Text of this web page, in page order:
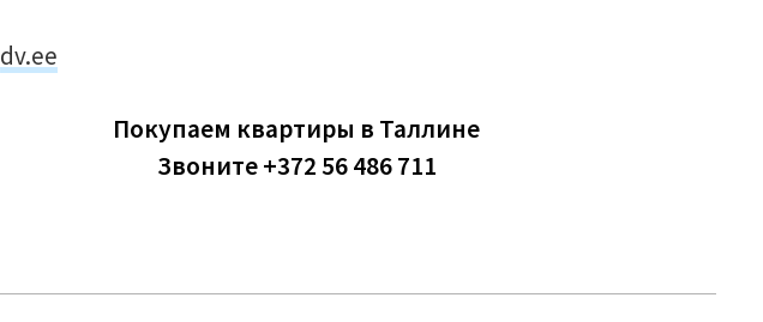
dv.ee
Покупаем квартиры в Таллине
Звоните +372 56 486 711